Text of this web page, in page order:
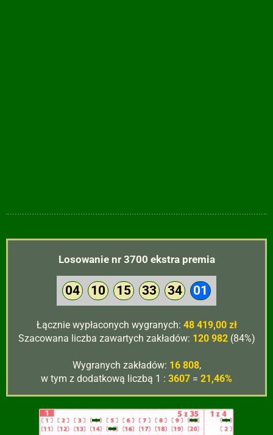
Losowanie nr 3700 ekstra premia
04 10 15 33 34 01
Łącznie wypłaconych wygranych: 48 419,00 zł
Szacowana liczba zawartych zakładów: 120 982(84%)
Wygranych zakładów: 16 808,
w tym z dodatkową liczbą 1 : 3607 = 21,46%